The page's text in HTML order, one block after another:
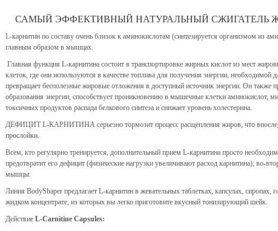
САМЫЙ ЭФФЕКТИВНЫЙ НАТУРАЛЬНЫЙ СЖИГАТЕЛЬ
L-карнитин по составу очень близок к аминокислотам (синтезируется организмом из
главным образом в мышцах.
Главная функция L-карнитина состоит в транспортировке жирных кислот из мест
клеток, где они используются в качестве топлива для получения энергии,
превращает бесполезные жировые отложения в доступный источник энергии. Он также
образования энергии, способствует проникновению в мышечные клетки аминокислот,
токсичных продуктов распада белкового синтеза и снижает уровень холестерина.
ДЕФИЦИТ L-КАРНИТИНА серьезно тормозит процесс расщепления жиров, что
прослойки.
Всем, кто регулярно тренируется, дополнительный прием L-карнитина просто
предотвратит его дефицит (физические нагрузки увеличивают расход карнитина); во-
мышцы.
Линия BodyShaper предлагает L-карнитин в жевательных таблетках, капсулах,
жидком концентрате, из которых вы легко приготовите вкусный тонизирующий шейк.
Действие L-Carnitine Capsules: